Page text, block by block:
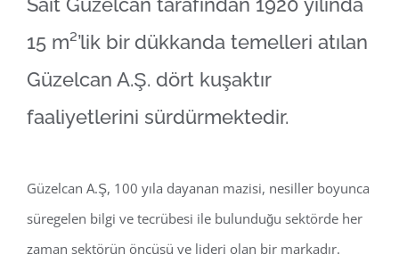
Sait Güzelcan tarafından 1920 yılında
15 m²’lik bir dükkanda temelleri atılan
Güzelcan A.Ş. dört kuşaktır
faaliyetlerini sürdürmektedir.
Güzelcan A.Ş, 100 yıla dayanan mazisi, nesiller boyunca
süregelen bilgi ve tecrübesi ile bulunduğu sektörde her
zaman sektörün öncüsü ve lideri olan bir markadır.